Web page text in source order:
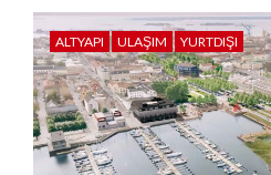
ALTYAPI ULAŞIM YURTDIŞI